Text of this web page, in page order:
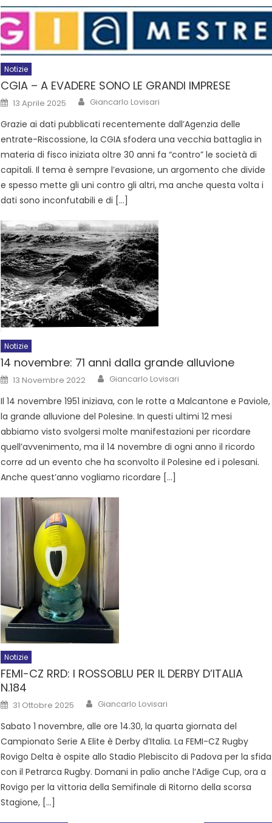
Notizie
CGIA – A EVADERE SONO LE GRANDI IMPRESE
13 Aprile 2025 Giancarlo Lovisari
Grazie ai dati pubblicati recentemente dall’Agenzia delle
entrate-Riscossione, la CGIA sfodera una vecchia battaglia in
materia di fisco iniziata oltre 30 anni fa “contro” le società di
capitali. Il tema è sempre l’evasione, un argomento che divide
e spesso mette gli uni contro gli altri, ma anche questa volta i
dati sono inconfutabili e di […]
Notizie
14 novembre: 71 anni dalla grande alluvione
13 Novembre 2022 Giancarlo Lovisari
Il 14 novembre 1951 iniziava, con le rotte a Malcantone e Paviole,
la grande alluvione del Polesine. In questi ultimi 12 mesi
abbiamo visto svolgersi molte manifestazioni per ricordare
quell’avvenimento, ma il 14 novembre di ogni anno il ricordo
corre ad un evento che ha sconvolto il Polesine ed i polesani.
Anche quest’anno vogliamo ricordare […]
Notizie
FEMI-CZ RRD: I ROSSOBLU PER IL DERBY D’ITALIA
N.184
31 Ottobre 2025 Giancarlo Lovisari
Sabato 1 novembre, alle ore 14.30, la quarta giornata del
Campionato Serie A Elite è Derby d’Italia. La FEMI-CZ Rugby
Rovigo Delta è ospite allo Stadio Plebiscito di Padova per la sfida
con il Petrarca Rugby. Domani in palio anche l’Adige Cup, ora a
Rovigo per la vittoria della Semifinale di Ritorno della scorsa
Stagione, […]